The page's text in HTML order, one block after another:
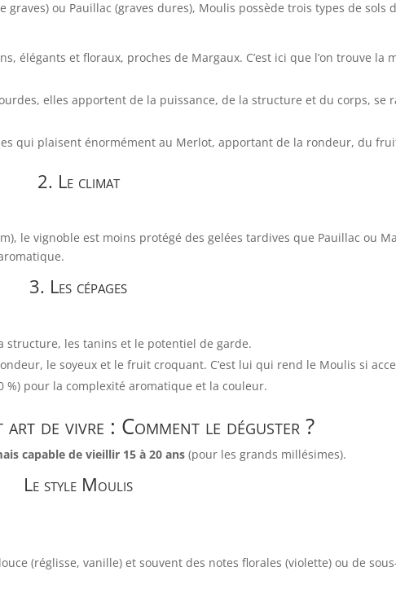
graves) ou Pauillac (graves dures), Moulis possède trois types de
élégants et floraux, proches de Margaux. C’est ici que l’on trouve la
elles apportent de la puissance, de la structure et du corps, se
qui plaisent énormément au Merlot, apportant de la rondeur, du
2. Le climat
le vignoble est moins protégé des gelées tardives que Pauillac ou
3. Les cépages
structure, les tanins et le potentiel de garde.
le soyeux et le fruit croquant. C’est lui qui rend le Moulis si
%) pour la complexité aromatique et la couleur.
de vivre : Comment le déguster ?
capable de vieillir 15 à 20 ans (pour les grands millésimes).
Le style Moulis
(réglisse, vanille) et souvent des notes florales (violette) ou de